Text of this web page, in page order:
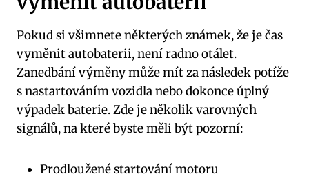
Pokud si všimnete některých známek, že je čas
vyměnit autobaterii, není radno otálet.
Zanedbání výměny může mít za následek potíže
s nastartováním vozidla nebo dokonce úplný
výpadek baterie. Zde je několik varovných
signálů, na které byste měli být pozorní:
Prodloužené startování motoru